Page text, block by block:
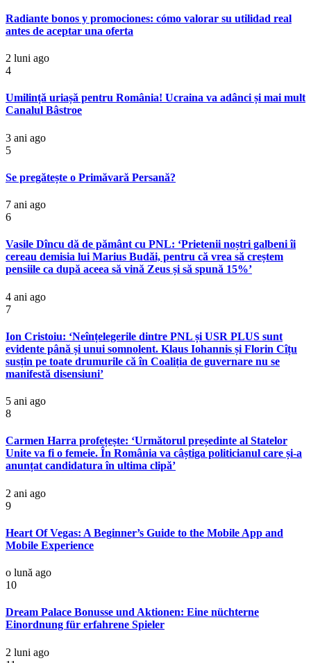
Radiante bonos y promociones: cómo valorar su utilidad real
antes de aceptar una oferta
2 luni ago
4
Umilință uriașă pentru România! Ucraina va adânci și mai mult
Canalul Bâstroe
3 ani ago
5
Se pregătește o Primăvară Persană?
7 ani ago
6
Vasile Dîncu dă de pământ cu PNL: ‘Prietenii noștri galbeni îi
cereau demisia lui Marius Budăi, pentru că vrea să creștem
pensiile ca după aceea să vină Zeus și să spună 15%’
4 ani ago
7
Ion Cristoiu: ‘Neînțelegerile dintre PNL și USR PLUS sunt
evidente până și unui somnolent. Klaus Iohannis și Florin Cîțu
susțin pe toate drumurile că în Coaliția de guvernare nu se
manifestă disensiuni’
5 ani ago
8
Carmen Harra profețește: ‘Următorul președinte al Statelor
Unite va fi o femeie. În România va câștiga politicianul care și-a
anunțat candidatura în ultima clipă’
2 ani ago
9
Heart Of Vegas: A Beginner’s Guide to the Mobile App and
Mobile Experience
o lună ago
10
Dream Palace Bonusse und Aktionen: Eine nüchterne
Einordnung für erfahrene Spieler
2 luni ago